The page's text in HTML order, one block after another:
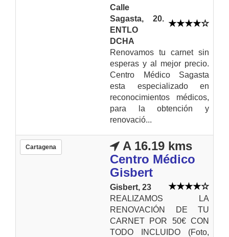
Calle
Sagasta, 20.
ENTLO
DCHA
Renovamos tu carnet sin
esperas y al mejor precio.
Centro Médico Sagasta
esta especializado en
reconocimientos médicos,
para la obtención y
renovació...
Cartagena
A 16.19 kms
Centro Médico
Gisbert
Gisbert, 23
REALIZAMOS LA
RENOVACIÓN DE TU
CARNET POR 50€ CON
TODO INCLUIDO (Foto,